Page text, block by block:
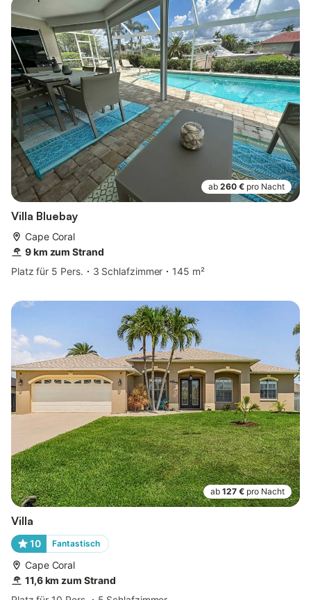
ab 260 € pro Nacht
Villa Bluebay
Cape Coral
9 km zum Strand
Platz für 5 Pers.
3 Schlafzimmer 145 m²
ab 127 € pro Nacht
Villa
10 Fantastisch
Cape Coral
11,6 km zum Strand